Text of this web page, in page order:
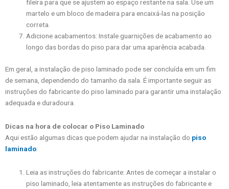
fileira para que se ajustem ao espaço restante na sala. Use um
martelo e um bloco de madeira para encaixá-las na posição
correta.
Adicione acabamentos: Instale guarnições de acabamento ao
longo das bordas do piso para dar uma aparência acabada.
Em geral, a instalação de piso laminado pode ser concluída em um fim
de semana, dependendo do tamanho da sala. É importante seguir as
instruções do fabricante do piso laminado para garantir uma instalação
adequada e duradoura.
Dicas na hora de colocar o Piso Laminado
Aqui estão algumas dicas que podem ajudar na instalação do piso
laminado:
Leia as instruções do fabricante: Antes de começar a instalar o
piso laminado, leia atentamente as instruções do fabricante e